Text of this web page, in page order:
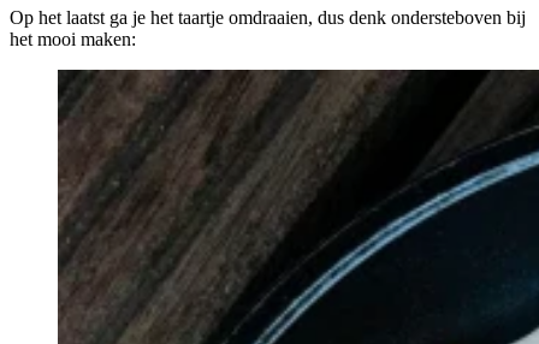
Op het laatst ga je het taartje omdraaien, dus denk ondersteboven bij
het mooi maken: